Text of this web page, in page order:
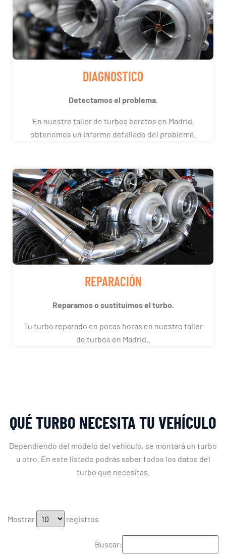
DIAGNOSTICO
Detectamos el problema.
En nuestro taller de turbos baratos en Madrid,
obtenemos un informe detallado del problema.
REPARACIÓN
Reparamos o sustituimos el turbo.
Tu turbo reparado en pocas horas en nuestro taller
de turbos en Madrid..
QUÉ TURBO NECESITA TU VEHÍCULO
Dependiendo del modelo del vehículo, se montará un turbo
u otro. En este listado podrás saber todos los datos del
turbo que necesitas.
Mostrar registros
Buscar: